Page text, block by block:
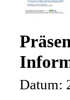
Datum: